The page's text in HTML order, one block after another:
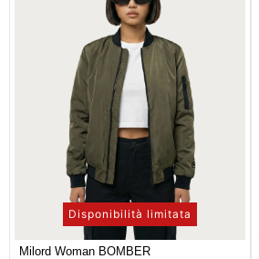
Disponibilità limitata
Milord Woman BOMBER